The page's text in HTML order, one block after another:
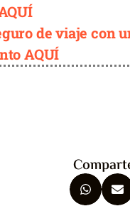
de viaje con
AQUÍ